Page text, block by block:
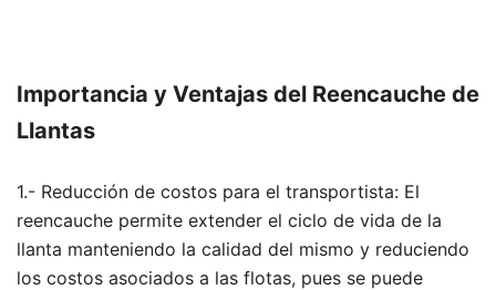
Importancia y Ventajas del Reencauche de
Llantas
1.- Reducción de costos para el transportista: El
reencauche permite extender el ciclo de vida de la
llanta manteniendo la calidad del mismo y reduciendo
los costos asociados a las flotas, pues se puede